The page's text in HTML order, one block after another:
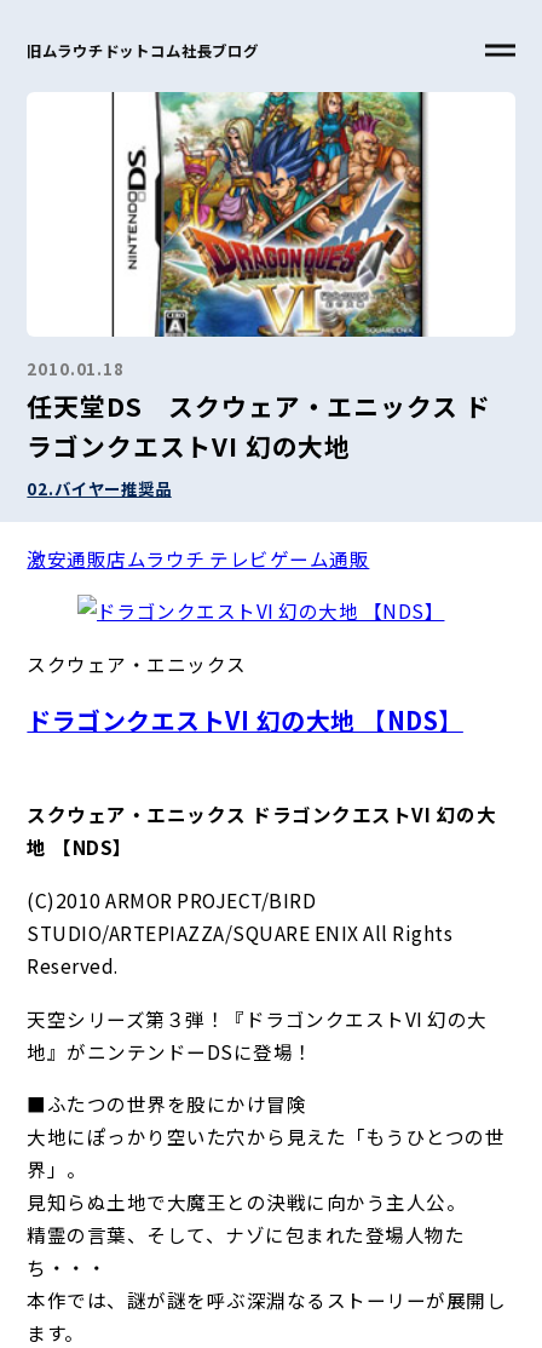
旧ムラウチドットコム社長ブログ
2010.01.18
任天堂DS スクウェア・エニックス ド
ラゴンクエストVI 幻の大地
02.バイヤー推奨品
激安通販店ムラウチ テレビゲーム通販
スクウェア・エニックス
ドラゴンクエストVI 幻の大地 【NDS】
スクウェア・エニックス ドラゴンクエストVI 幻の大
地 【NDS】
(C)2010 ARMOR PROJECT/BIRD
STUDIO/ARTEPIAZZA/SQUARE ENIX All Rights
Reserved.
天空シリーズ第３弾！『ドラゴンクエストVI 幻の大
地』がニンテンドーDSに登場！
■ふたつの世界を股にかけ冒険
大地にぽっかり空いた穴から見えた「もうひとつの世
界」。
見知らぬ土地で大魔王との決戦に向かう主人公。
精霊の言葉、そして、ナゾに包まれた登場人物た
ち・・・
本作では、謎が謎を呼ぶ深淵なるストーリーが展開し
ます。